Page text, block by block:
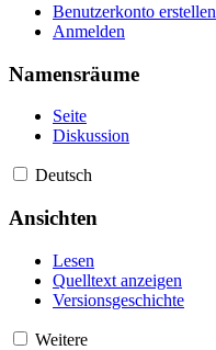
Benutzerkonto erstellen
Anmelden
Namensräume
Seite
Diskussion
Deutsch
Ansichten
Lesen
Quelltext anzeigen
Versionsgeschichte
Weitere